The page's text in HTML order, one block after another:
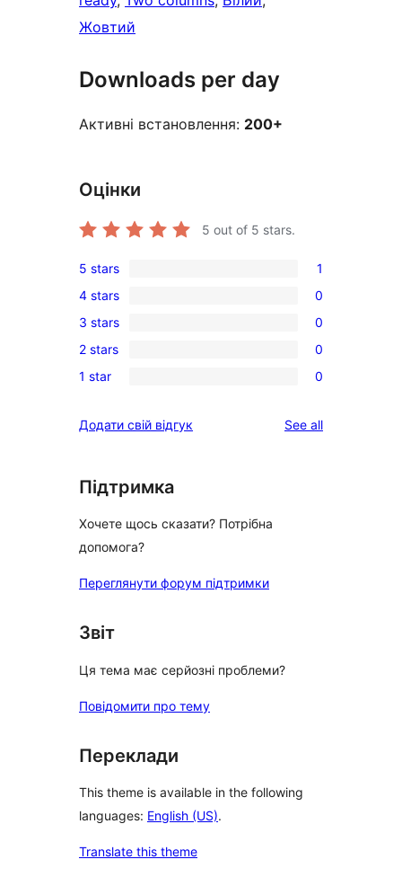
Жовтий
Downloads per day
Активні встановлення: 200+
Оцінки
5 out of 5 stars.
1
5-
star
review
5 stars 1
0
4-
star
reviews
4 stars 0
0
3-
star
3 stars 0
0
2-
reviews
2 stars 0
0
star
1 star 0
Додати свій відгук See allreviews
Підтримка
Хочете щось сказати? Потрібна
допомога?
Переглянути форум підтримки
Звіт
Ця тема має серйозні проблеми?
Повідомити про тему
Переклади
This theme is available in the following
languages: English (US).
Translate this theme